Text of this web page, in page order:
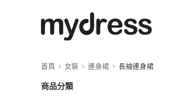
首頁 女裝 連身裙 長袖連身裙
商品分類